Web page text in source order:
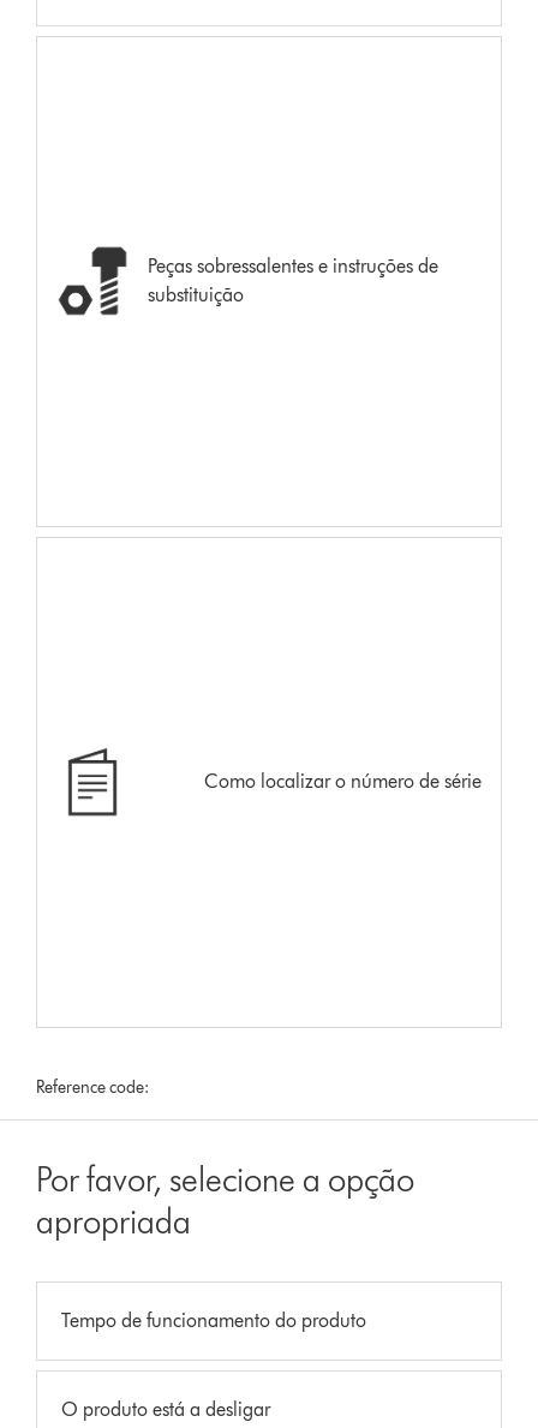
Peças sobressalentes e instruções de
substituição
Como localizar o número de série
Reference code:
Por favor, selecione a opção
apropriada
Tempo de funcionamento do produto
O produto está a desligar